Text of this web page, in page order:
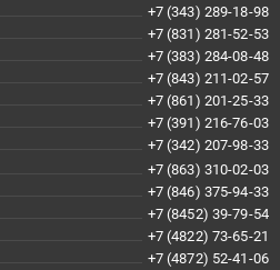
+7 (343) 289-18-98
+7 (831) 281-52-53
+7 (383) 284-08-48
+7 (843) 211-02-57
+7 (861) 201-25-33
+7 (391) 216-76-03
+7 (342) 207-98-33
+7 (863) 310-02-03
+7 (846) 375-94-33
+7 (8452) 39-79-54
+7 (4822) 73-65-21
+7 (4872) 52-41-06